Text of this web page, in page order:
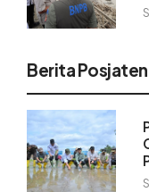
Berita